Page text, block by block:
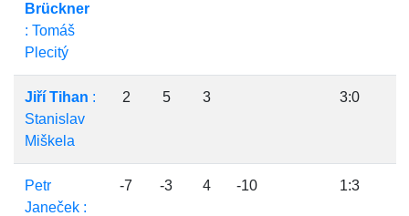
Brückner
: Tomáš
Plecitý
Jiří Tihan :
Stanislav
Miškela
2 5 3 3:0
Petr
Janeček :
-7 -3 4 -10 1:3